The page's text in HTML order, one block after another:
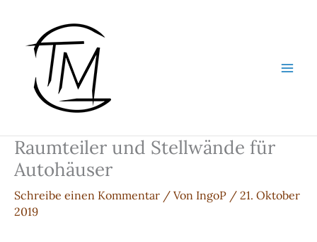
springen
Raumteiler und Stellwände für
Autohäuser
Schreibe einen Kommentar / Von IngoP / 21. Oktober
2019